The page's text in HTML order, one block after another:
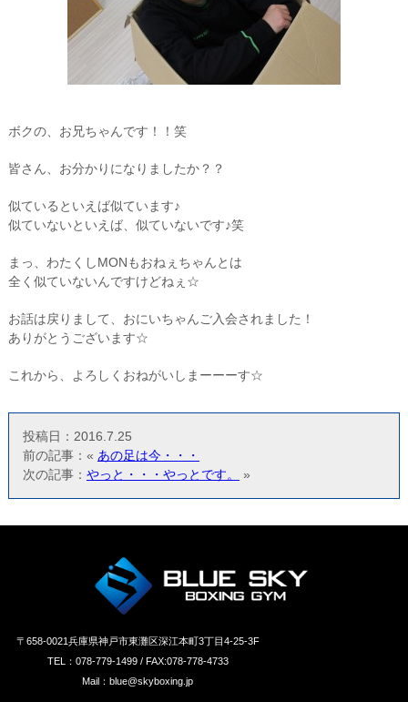
ボクの、お兄ちゃんです！！笑
皆さん、お分かりになりましたか？？
似ているといえば似ています♪
似ていないといえば、似ていないです♪笑
まっ、わたくしMONもおねぇちゃんとは
全く似ていないんですけどねぇ☆
お話は戻りまして、おにいちゃんご入会されました！
ありがとうございます☆
これから、よろしくおねがいしまーーーす☆
投稿日：2016.7.25
前の記事：« あの足は今・・・
次の記事： やっと・・・やっとです。 »
〒658‐0021兵庫県神戸市東灘区深江本町3丁目4-25-3F
TEL：078-779-1499 / FAX:078-778-4733
Mail：blue@skyboxing.jp